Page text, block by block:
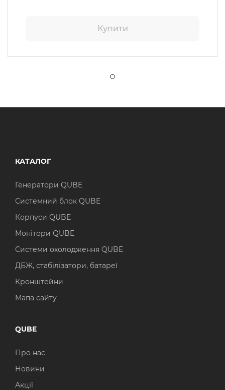
Купити
КАТАЛОГ
Генератори QUBE
Системний блок QUBE
Корпуси QUBE
Монітори QUBE
Системи охолодження QUBE
ДБЖ, стабілізатори, батареї
Кронштейни
Мапа сайту
QUBE
Про нас
Новини
Акції